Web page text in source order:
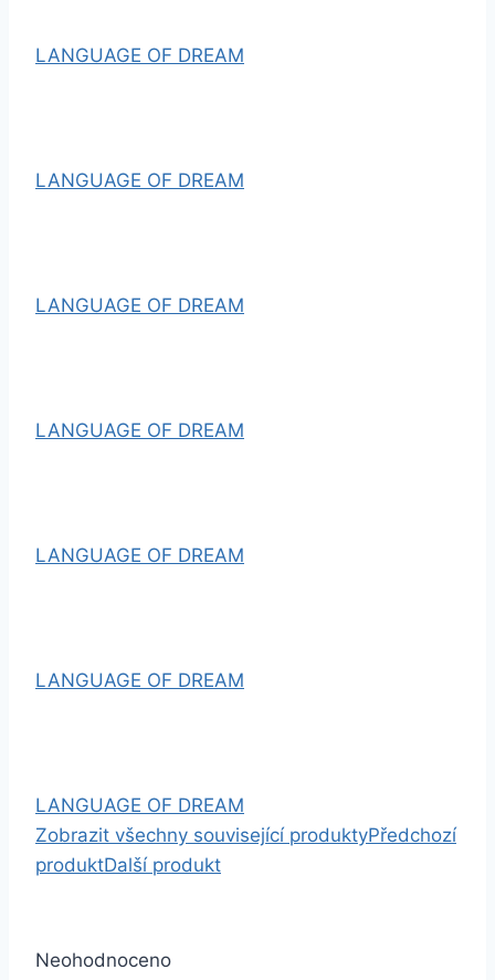
LANGUAGE OF DREAM
LANGUAGE OF DREAM
LANGUAGE OF DREAM
LANGUAGE OF DREAM
LANGUAGE OF DREAM
LANGUAGE OF DREAM
LANGUAGE OF DREAM
Zobrazit všechny související produktyPředchozí
produktDalší produkt
Neohodnoceno